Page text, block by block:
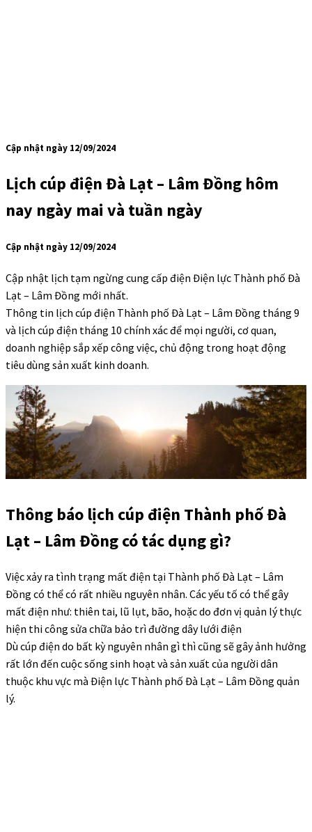
Cập nhật ngày 12/09/2024
Lịch cúp điện Đà Lạt – Lâm Đồng hôm
nay ngày mai và tuần ngày
Cập nhật ngày 12/09/2024
Cập nhật lịch tạm ngừng cung cấp điện Điện lực Thành phố Đà
Lạt – Lâm Đồng mới nhất.
Thông tin lịch cúp điện Thành phố Đà Lạt – Lâm Đồng tháng 9
và lịch cúp điện tháng 10 chính xác để mọi người, cơ quan,
doanh nghiệp sắp xếp công việc, chủ động trong hoạt động
tiêu dùng sản xuất kinh doanh.
Thông báo lịch cúp điện Thành phố Đà
Lạt – Lâm Đồng có tác dụng gì?
Việc xảy ra tình trạng mất điện tại Thành phố Đà Lạt – Lâm
Đồng có thể có rất nhiều nguyên nhân. Các yếu tố có thể gây
mất điện như: thiên tai, lũ lụt, bão, hoặc do đơn vị quản lý thực
hiện thi công sửa chữa bảo trì đường dây lưới điện
Dù cúp điện do bất kỳ nguyên nhân gì thì cũng sẽ gây ảnh hưởng
rất lớn đến cuộc sống sinh hoạt và sản xuất của người dân
thuộc khu vực mà Điện lực Thành phố Đà Lạt – Lâm Đồng quản
lý.